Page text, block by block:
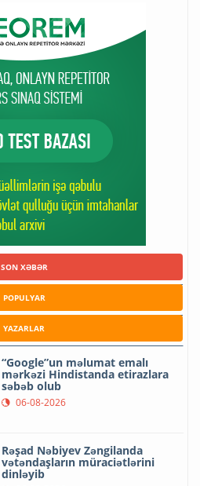
SON XƏBƏR
POPULYAR
YAZARLAR
“Google”un məlumat emalı
mərkəzi Hindistanda etirazlara
səbəb olub
06-08-2026
Rəşad Nəbiyev Zəngilanda
vətəndaşların müraciətlərini
dinləyib